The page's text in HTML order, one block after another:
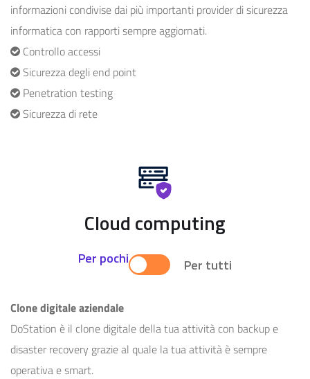
informazioni condivise dai più importanti provider di sicurezza
informatica con rapporti sempre aggiornati.
Controllo accessi
Sicurezza degli end point
Penetration testing
Sicurezza di rete
Cloud computing
Per pochi Per tutti
Clone digitale aziendale
DoStation è il clone digitale della tua attività con backup e
disaster recovery grazie al quale la tua attività è sempre
operativa e smart.